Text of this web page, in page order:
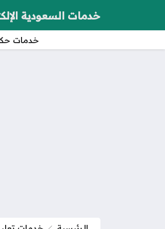
خدمات السعودية
خدمات